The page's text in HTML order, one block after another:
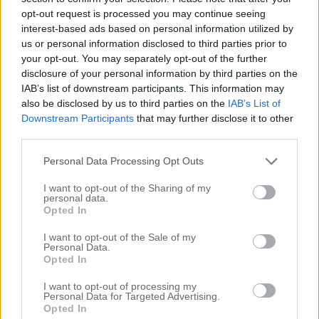
opt-out request is processed you may continue seeing
interest-based ads based on personal information utilized by
us or personal information disclosed to third parties prior to
your opt-out. You may separately opt-out of the further
disclosure of your personal information by third parties on the
IAB’s list of downstream participants. This information may
also be disclosed by us to third parties on the IAB’s List of
Downstream Participants that may further disclose it to other
Personal Data Processing Opt Outs
I want to opt-out of the Sharing of my
personal data.
Opted In
I want to opt-out of the Sale of my
Personal Data.
Opted In
I want to opt-out of processing my
Personal Data for Targeted Advertising.
Opted In
Måste tipsa omden här läckra ljuslyktan som ser ut som
en snölykta. Så även där söta porslinsgranarna som jag
tipsat om förut (och finns stor
& litenhär ) Perfekta att
snabbt och enkelt skapa lite enkel julig stämning med nu
inför första advent (väldigt fint att ha ett gäng en liten
vinterskog på det dukade dukade julbordet också..) Vackra
höga glasvasen finnshär(och som så mycket inne hos
ROOM 101 är den ordentligt nedsatt nu)
Ny vit och grå stjärnor som ska upp på övervåningen och
hängas upp fint i fönster! Liten vit finns
och större grå-
här